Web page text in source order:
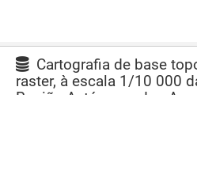
Cartografia de base
raster, à escala 1/10 000
Região Autónoma dos